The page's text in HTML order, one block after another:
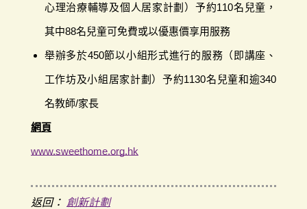
心理治療輔導及個人居家計劃）予約110名兒童，
其中88名兒童可免費或以優惠價享用服務
舉辦多於450節以小組形式進行的服務（即講座、
工作坊及小組居家計劃）予約1130名兒童和逾340
名教師/家長
網頁
www.sweethome.org.hk
返回： 創新計劃